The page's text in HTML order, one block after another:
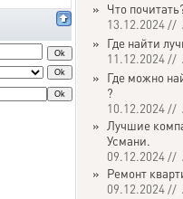
» Что
13.12.2024 //
» Где найти
11.12.2024 //
» Где можно
?
10.12.2024 //
» Лучшие
Усмани.
09.12.2024 //
» Ремонт
09.12.2024 //